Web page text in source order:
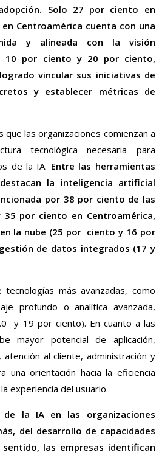
Solo 27 por ciento en
Centroamérica cuenta con una
y alineada con la visión
10 por ciento y 20 por ciento,
vincular sus iniciativas de
y establecer métricas de
que las organizaciones comienzan a
tecnológica necesaria para
de la IA. Entre las herramientas
la inteligencia artificial
por 38 por ciento de las
35 por ciento en Centroamérica,
la nube (25 por ciento y 16 por
de datos integrados (17 y
más avanzadas, como
profundo o analítica avanzada,
y 19 por ciento). En cuanto a las
mayor potencial de aplicación,
al cliente, administración y
una orientación hacia la eficiencia
experiencia del usuario.
la IA en las organizaciones
del desarrollo de capacidades
sentido, las empresas identifican